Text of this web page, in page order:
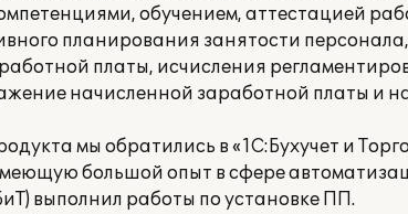
обучением, аттестацией
планирования занятости
платы, исчисления
начисленной заработной платы и
мы обратились в «1С:Бухучет и
большой опыт в сфере
выполнил работы по установке ПП.